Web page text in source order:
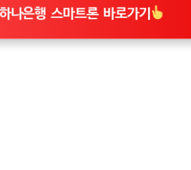
하나은행 스마트론 바로가기